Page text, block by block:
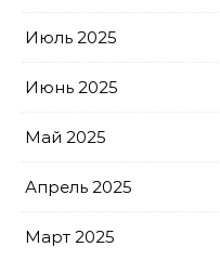
Июль 2025
Июнь 2025
Май 2025
Апрель 2025
Март 2025